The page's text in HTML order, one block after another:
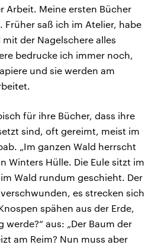
Arbeit. Meine ersten Bücher
Früher saß ich im Atelier, habe
der Nagelschere alles
bedrucke ich immer noch,
und sie werden am
für ihre Bücher, dass ihre
sind, oft gereimt, meist im
„Im ganzen Wald herrscht
Winters Hülle. Die Eule sitzt im
Wald rundum geschieht. Der
es strecken sich
spähen aus der Erde,
aus: „Der Baum der
am Reim? Nun muss aber